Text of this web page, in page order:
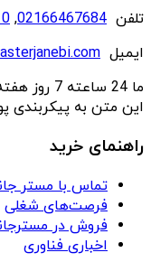
تلفن 02166467684
,
ایمیل
ما 24
این متن به پیکربندی
راهنمای خرید
تماس با مستر
فرصت‌های شغلی
فروش در
اخباری فناوری